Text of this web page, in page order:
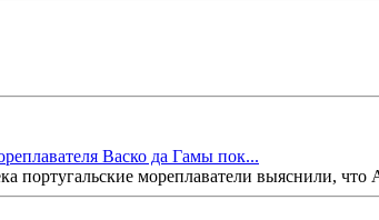
Васко да Гамы пок...
португальские мореплаватели выяснили,